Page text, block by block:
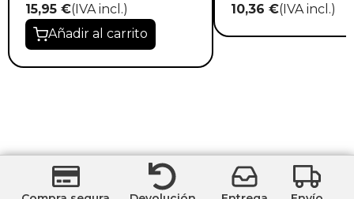
15,95 €(IVA incl.)
Añadir al carrito
10,36 €(IVA incl.)